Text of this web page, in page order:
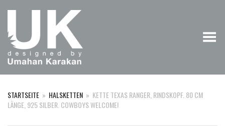
Menü umschalten
STARTSEITE » HALSKETTEN » KETTE TEXAS RANGER, RINDSKOPF. 80 CM
LÄNGE, 925 SILBER. COWBOYS WELCOME!